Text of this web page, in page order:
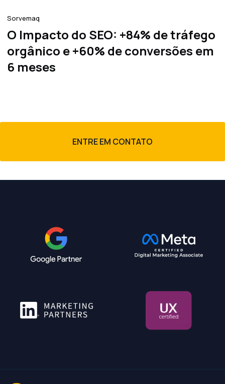
Sorvemaq
O Impacto do SEO: +84% de tráfego
orgânico e +60% de conversões em
6 meses
ENTRE EM CONTATO